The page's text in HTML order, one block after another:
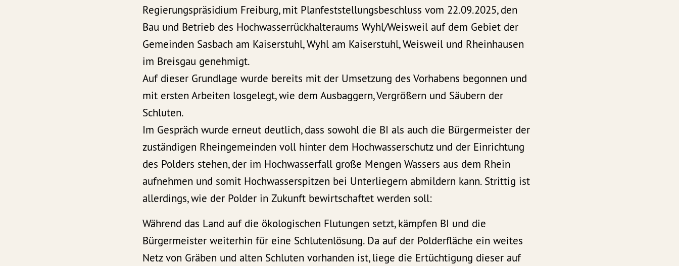
Regierungspräsidium Freiburg, mit Planfeststellungsbeschluss vom 22.09.2025, den
Bau und Betrieb des Hochwasserrückhalteraums Wyhl/Weisweil auf dem Gebiet der
Gemeinden Sasbach am Kaiserstuhl, Wyhl am Kaiserstuhl, Weisweil und Rheinhausen
im Breisgau genehmigt.
Auf dieser Grundlage wurde bereits mit der Umsetzung des Vorhabens begonnen und
mit ersten Arbeiten losgelegt, wie dem Ausbaggern, Vergrößern und Säubern der
Schluten.
Im Gespräch wurde erneut deutlich, dass sowohl die BI als auch die Bürgermeister der
zuständigen Rheingemeinden voll hinter dem Hochwasserschutz und der Einrichtung
des Polders stehen, der im Hochwasserfall große Mengen Wassers aus dem Rhein
aufnehmen und somit Hochwasserspitzen bei Unterliegern abmildern kann. Strittig ist
allerdings, wie der Polder in Zukunft bewirtschaftet werden soll:
Während das Land auf die ökologischen Flutungen setzt, kämpfen BI und die
Bürgermeister weiterhin für eine Schlutenlösung. Da auf der Polderfläche ein weites
Netz von Gräben und alten Schluten vorhanden ist, liege die Ertüchtigung dieser auf